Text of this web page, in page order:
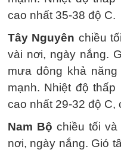
cao nhất 35-38 độ C.
Tây Nguyên chiều
vài nơi, ngày nắng.
mưa dông khả
mạnh. Nhiệt độ
cao nhất 29-32 độ C,
Nam Bộ chiều tối
nơi, ngày nắng. Gió